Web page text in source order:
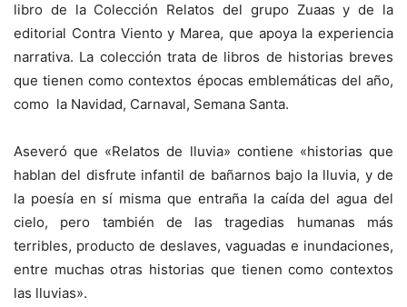
libro de la Colección Relatos del grupo Zuaas y de la
editorial Contra Viento y Marea, que apoya la experiencia
narrativa. La colección trata de libros de historias breves
que tienen como contextos épocas emblemáticas del año,
como la Navidad, Carnaval, Semana Santa.
Aseveró que «Relatos de lluvia» contiene «historias que
hablan del disfrute infantil de bañarnos bajo la lluvia, y de
la poesía en sí misma que entraña la caída del agua del
cielo, pero también de las tragedias humanas más
terribles, producto de deslaves, vaguadas e inundaciones,
entre muchas otras historias que tienen como contextos
las lluvias».